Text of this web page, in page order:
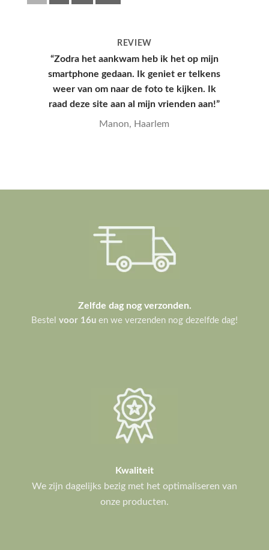
REVIEW
“Hoesje kwam snel aan en had een leuke
verpakking, hele goede kwaliteit en
mooie print.”
Yana, Den Haag
voor 16uen we verzenden nog dezelfde dag!
We zijn dagelijks bezig met het optimaliseren van
onze producten.